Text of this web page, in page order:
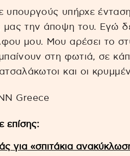
υπουργούς υπήρχε
μας την άποψη του. Εγώ
μου. Μου αρέσει το
στη φωτιά, σε
και οι
Greece
επίσης:
για «σπιτάκια